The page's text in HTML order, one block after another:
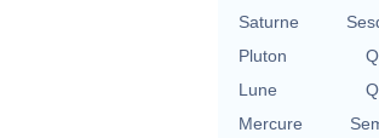
Saturne
Pluton
Lune
Mercure